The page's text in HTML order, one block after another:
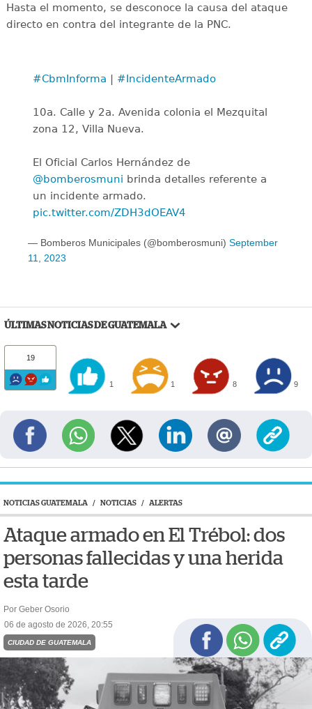
Hasta el momento, se desconoce la causa del ataque
directo en contra del integrante de la PNC.
#CbmInforma | #IncidenteArmado
10a. Calle y 2a. Avenida colonia el Mezquital
zona 12, Villa Nueva.
El Oficial Carlos Hernández de
@bomberosmuni brinda detalles referente a
un incidente armado.
pic.twitter.com/ZDH3dOEAV4
— Bomberos Municipales (@bomberosmuni) September
11, 2023
ÚLTIMAS NOTICIAS DE GUATEMALA
19
1 1 8 9
NOTICIAS GUATEMALA / NOTICIAS / ALERTAS
Ataque armado en El Trébol: dos
personas fallecidas y una herida
esta tarde
Por Geber Osorio
06 de agosto de 2026, 20:55
CIUDAD DE GUATEMALA